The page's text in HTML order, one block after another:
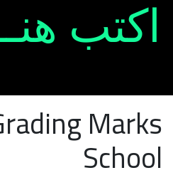
Marks
School